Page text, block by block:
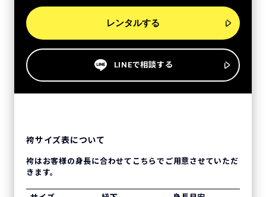
レンタルする
LINEで相談する
袴サイズ表について
袴はお客様の身長に合わせてこちらでご用意させていただ
きます。